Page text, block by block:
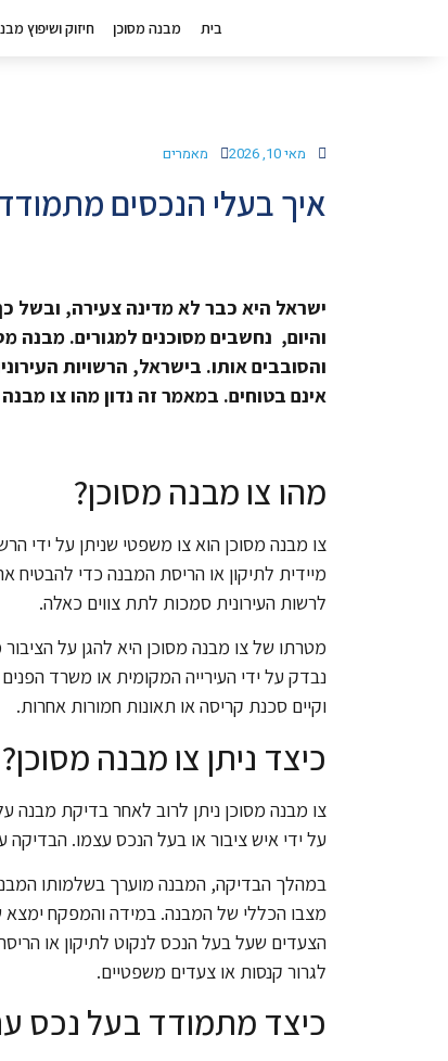
בית מבנה מסוכן חיזוק ושיפוץ
מאי 10, 2026 מאמרים
איך בעלי הנכסים
והיום, נחשבים מסוכנים למגורים. מבנה
והסובבים אותו. בישראל, הרשויות
אינם בטוחים. במאמר זה נדון מהו צו
מהו צו מבנה מסוכן?
צו מבנה מסוכן הוא צו משפטי שניתן על ידי
מיידית לתיקון או הריסת המבנה כדי להבטיח
לרשות העירונית סמכות לתת צווים כאלה.
מטרתו של צו מבנה מסוכן היא להגן על
נבדק על ידי העירייה המקומית או משרד
וקיים סכנת קריסה או תאונות חמורות אחרות.
כיצד ניתן צו מבנה מסוכן?
צו מבנה מסוכן ניתן לרוב לאחר בדיקת
על ידי איש ציבור או בעל הנכס עצמו.
במהלך הבדיקה, המבנה מוערך בשלמותו
מצבו הכללי של המבנה. במידה והמפקח ימצא
הצעדים שעל בעל הנכס לנקוט לתיקון או
לגרור קנסות או צעדים משפטיים.
כיצד מתמודד בעל נכס